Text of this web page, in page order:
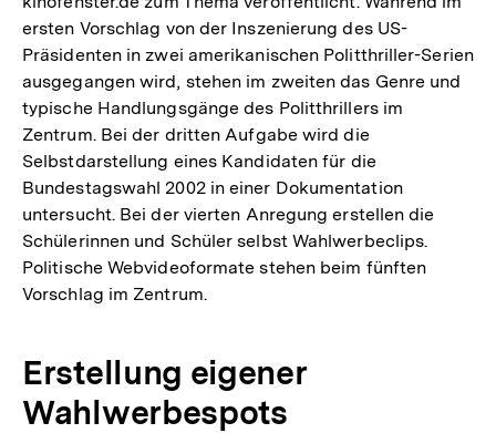
ersten Vorschlag von der Inszenierung des US-
Präsidenten in zwei amerikanischen Politthriller-Serien
ausgegangen wird, stehen im zweiten das Genre und
typische Handlungsgänge des Politthrillers im
Zentrum. Bei der dritten Aufgabe wird die
Selbstdarstellung eines Kandidaten für die
Bundestagswahl 2002 in einer Dokumentation
untersucht. Bei der vierten Anregung erstellen die
Schülerinnen und Schüler selbst Wahlwerbeclips.
Politische Webvideoformate stehen beim fünften
Vorschlag im Zentrum.
Erstellung eigener
Wahlwerbespots